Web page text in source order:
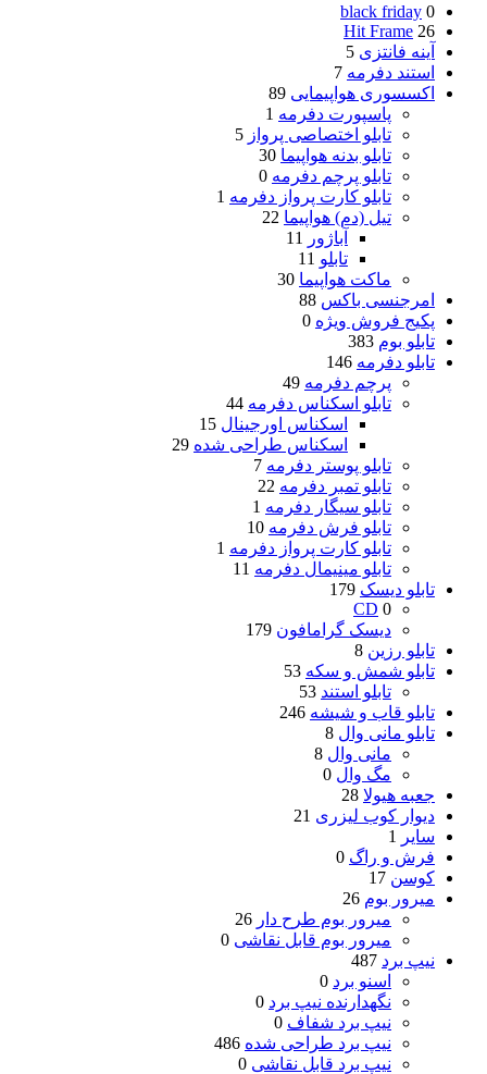
black friday 0
Hit Frame 26
آینه فانتزی 5
استند دفرمه 7
اکسسوری هواپیمایی 89
پاسپورت دفرمه 1
تابلو اختصاصی پرواز 5
تابلو بدنه هواپیما 30
تابلو پرچم دفرمه 0
تابلو کارت پرواز دفرمه 1
تیل (دم) هواپیما 22
آباژور
11
تابلو 11
ماکت هواپیما 30
امرجنسی باکس 88
پکیج فروش ویژه 0
تابلو بوم 383
تابلو دفرمه 146
پرچم دفرمه 49
تابلو اسکناس دفرمه 44
اسکناس اورجینال 15
اسکناس طراحی شده 29
تابلو پوستر دفرمه 7
تابلو تمبر دفرمه 22
تابلو سیگار دفرمه 1
تابلو فرش دفرمه 10
تابلو کارت پرواز دفرمه 1
تابلو مینیمال دفرمه 11
تابلو دیسک 179
CD 0
دیسک گرامافون 179
تابلو رزین 8
تابلو شمش و سکه 53
تابلو استند 53
تابلو قاب و شیشه 246
تابلو مانی وال 8
مانی وال 8
مگ وال 0
جعبه هیولا 28
دیوار کوب لیزری 21
سایر
1
فرش و راگ 0
کوسن 17
میرور بوم 26
میرور بوم طرح دار 26
میرور بوم قابل نقاشی 0
نیپ برد 487
اسنو برد 0
نگهدارنده نیپ برد 0
نیپ برد شفاف 0
نیپ برد طراحی شده 486
نیپ برد قابل نقاشی 0